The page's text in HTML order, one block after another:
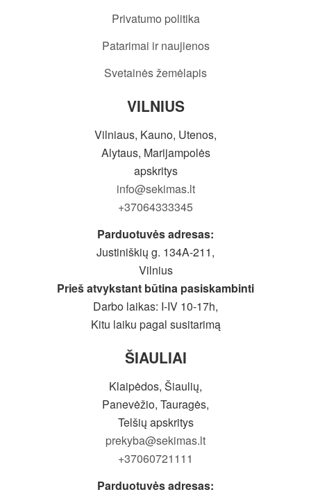
Privatumo politika
Patarimai ir naujienos
Svetainės žemėlapis
VILNIUS
Vilniaus, Kauno, Utenos,
Alytaus, Marijampolės
apskritys
info@sekimas.lt
+37064333345
Parduotuvės adresas:
Justiniškių g. 134A-211,
Vilnius
Prieš atvykstant būtina pasiskambinti
Darbo laikas: I-IV 10-17h,
Kitu laiku pagal susitarimą
ŠIAULIAI
Klaipėdos, Šiaulių,
Panevėžio, Tauragės,
Telšių apskritys
prekyba@sekimas.lt
+37060721111
Parduotuvės adresas: